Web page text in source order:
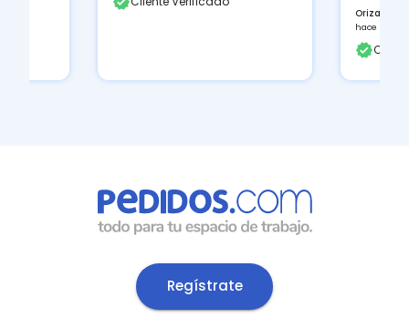
Orizaba, MX
Orizaba,
hace 2 días
Regístrate